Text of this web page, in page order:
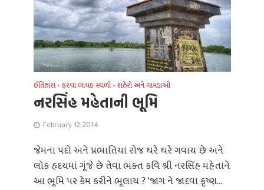
ઈતિહાસ •ફરવા લાયક સ્થળો •શહેરો અને ગામડાઓ
નરસિંહ મહેતાની ભૂમિ
February 12, 2014
જેમના પદો અને પ્રભાતિયાં રોજ ઘરે ઘરે ગવાય છે અને
લોક હૃદયમાં ગૂંજે છે તેવા ભક્ત કવિ શ્રી નરસિંહ મહેતાને
આ ભૂમિ પર કેમ કરીને ભૂલાય ? ‘જાગ ને જાદવા કૃષ્ણ...